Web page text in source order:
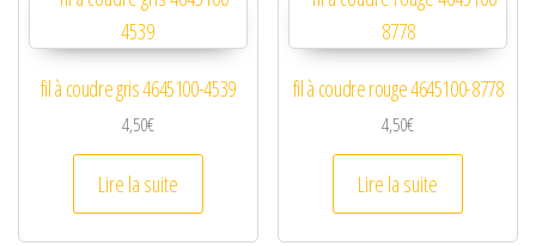
fil à coudre gris 4645100-4539
4,50€
Lire la suite
fil à coudre rouge 4645100-8778
4,50€
Lire la suite